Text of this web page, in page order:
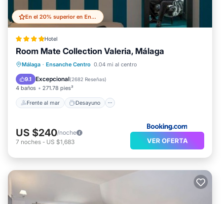
En el 20% superior en Ensanche Centro
Hotel
Room Mate Collection Valeria, Málaga
Málaga · Ensanche Centro 0.04 mi al centro
9.1 Excepcional(2682 Reseñas)
4 baños 271.78 pies²
Frente al mar Desayuno
Frente al mar Desayuno
Vista al mar
US $240/noche
7 noches - US $1,683 VER OFERTA